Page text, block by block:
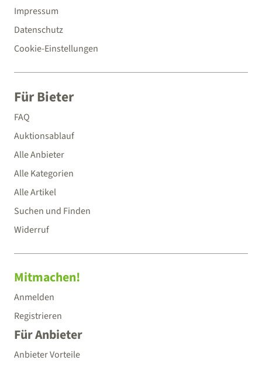
Impressum
Datenschutz
Cookie-Einstellungen
Für Bieter
FAQ
Auktionsablauf
Alle Anbieter
Alle Kategorien
Alle Artikel
Suchen und Finden
Widerruf
Mitmachen!
Anmelden
Registrieren
Für Anbieter
Anbieter Vorteile